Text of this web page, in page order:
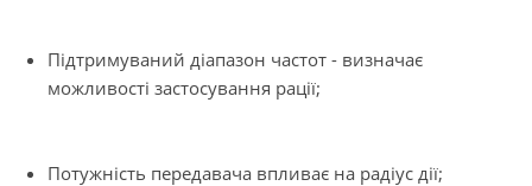
Підтримуваний діапазон частот - визначає
можливості застосування рації;
Потужність передавача впливає на радіус дії;